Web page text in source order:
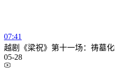
07:41
越剧《梁祝》第十一场：祷墓
05-28